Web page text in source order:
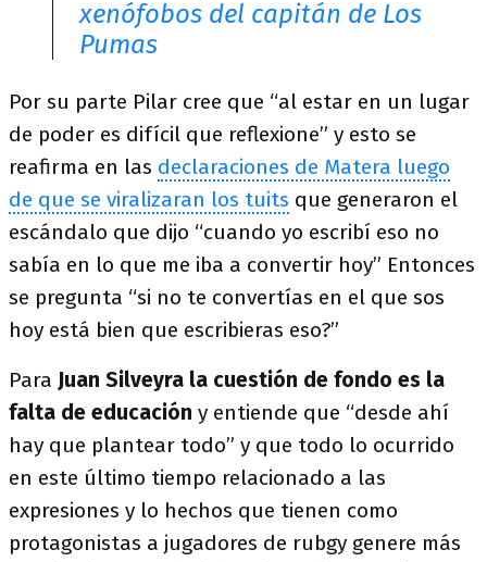
xenófobos del capitán de Los
Pumas
Por su parte Pilar cree que “al estar en un lugar
de poder es difícil que reflexione” y esto se
reafirma en las declaraciones de Matera luego
de que se viralizaran los tuits que generaron el
escándalo que dijo “cuando yo escribí eso no
sabía en lo que me iba a convertir hoy” Entonces
se pregunta “si no te convertías en el que sos
hoy está bien que escribieras eso?”
Para Juan Silveyra la cuestión de fondo es la
falta de educación y entiende que “desde ahí
hay que plantear todo” y que todo lo ocurrido
en este último tiempo relacionado a las
expresiones y lo hechos que tienen como
protagonistas a jugadores de rubgy genere más